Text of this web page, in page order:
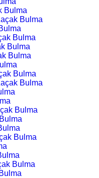
Bulma
Bulma
Bulma
Bulma
Bulma
Bulma
Bulma
Bulma
Bulma
Bulma